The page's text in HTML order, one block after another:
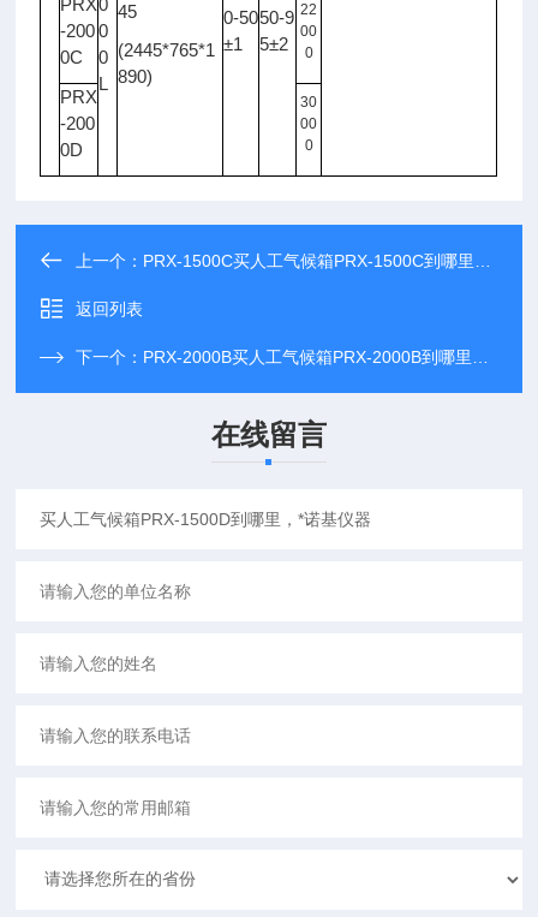
0
0
0
L
45
(2445*765*1
890)
0-50
±1
50-9
5±2
PRX
-200
0C
22
00
0
PRX
-200
0D
30
00
0
上一个： PRX-1500C买人工气候箱PRX-1500C到哪里，*诺基仪器
返回列表
下一个： PRX-2000B买人工气候箱PRX-2000B到哪里，*诺基仪器
在线留言